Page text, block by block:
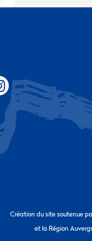
Création du site soutenue
et la Région